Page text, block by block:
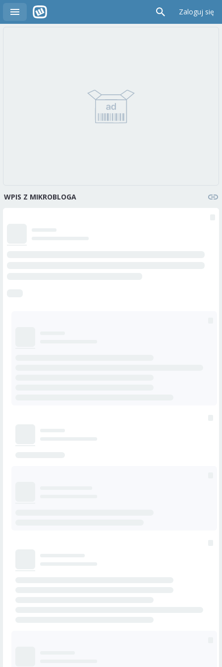
Zaloguj się
WPIS Z MIKROBLOGA